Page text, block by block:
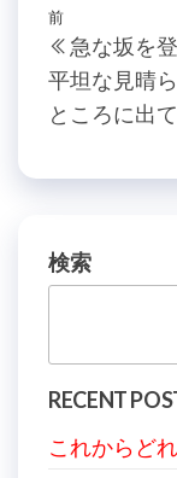
投
稿
ナ
ゲ
シ
ョ
過
去
の
投
前
急な坂を
平坦な見晴
ところに出
検索
RECENT
これからど